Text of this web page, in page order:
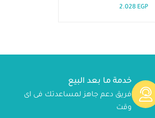
2.028 EGP
خدمة ما بعد البيع
فريق دعم جاهز لمساعدتك فى اى
وقت